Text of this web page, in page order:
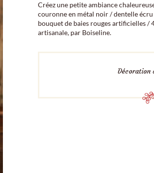
Créez une petite ambiance
couronne en métal noir / dentelle
bouquet de baies rouges artificielles /
artisanale, par Boiseline.
Décoration